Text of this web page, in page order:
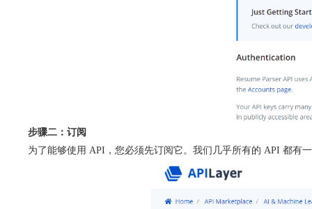
步骤二：订阅
为了能够使用 API，您必须先订阅它。我们几乎所有的 API 都有